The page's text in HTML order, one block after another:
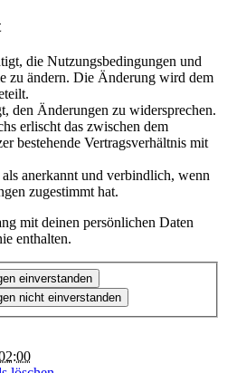
die Nutzungsbedingungen und
zu ändern. Die Änderung wird dem
den Änderungen zu widersprechen.
erlischt das zwischen dem
bestehende Vertragsverhältnis mit
anerkannt und verbindlich, wenn
zugestimmt hat.
mit deinen persönlichen Daten
enthalten.